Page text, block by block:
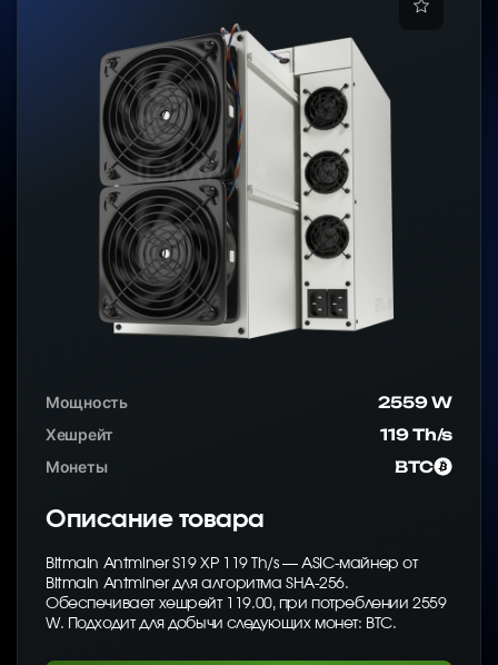
Мощность
2559 W
Хешрейт
119 Th/s
Монеты
BTC
Описание товара
Bitmain Antminer S19 XP 119 Th/s — ASIC-майнер от
Bitmain Antminer для алгоритма SHA-256.
Обеспечивает хешрейт 119.00, при потреблении 2559
W. Подходит для добычи следующих монет: BTC.